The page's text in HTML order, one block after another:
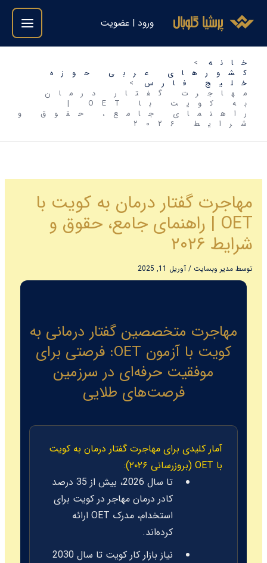
ورود | عضویت
خانه
کشورهای عربی حوزه
خلیج فارس
مهاجرت گفتار درمان
به کویت با OET |
راهنمای جامع، حقوق و
شرایط ۲۰۲۶
مهاجرت گفتار درمان به کویت با
OET | راهنمای جامع، حقوق و
شرایط ۲۰۲۶
توسط مدیر وبسایت / آوریل 11, 2025
مهاجرت متخصصین گفتار درمانی به
کویت با آزمون OET: فرصتی برای
موفقیت حرفه‌ای در سرزمین
فرصت‌های طلایی
آمار کلیدی برای مهاجرت گفتار درمان به کویت
با OET (بروزرسانی ۲۰۲۶):
تا سال 2026، بیش از 35 درصد
کادر درمان مهاجر در کویت برای
استخدام، مدرک OET ارائه
کرده‌اند.
نیاز بازار کار کویت تا سال 2030